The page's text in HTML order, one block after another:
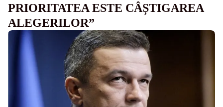
PRIORITATEA ESTE CÂȘTIGAREA
ALEGERILOR”